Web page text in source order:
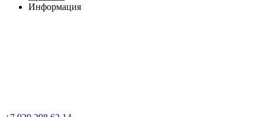
Информация